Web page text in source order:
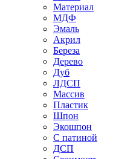
Материал
МДФ
Эмаль
Акрил
Береза
Дерево
Дуб
ЛДСП
Массив
Пластик
Шпон
Экошпон
С патиной
ДСП